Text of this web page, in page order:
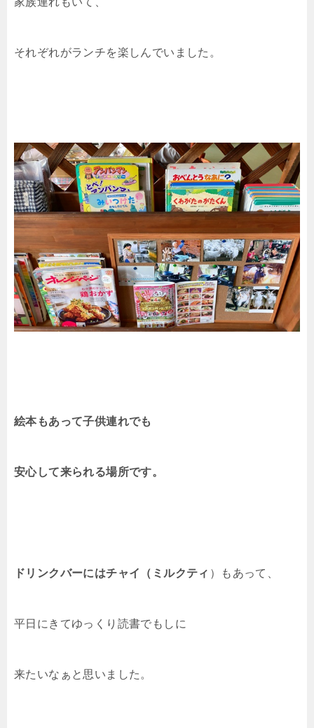
それぞれがランチを楽しんでいました。
絵本もあって子供連れでも
安心して来られる場所です。
ドリンクバーにはチャイ（ミルクティ ） もあって、
平日にきてゆっくり読書でもしに
来たいなぁと思いました。